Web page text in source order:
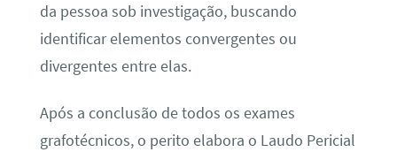
da pessoa sob investigação, buscando
identificar elementos convergentes ou
divergentes entre elas.
Após a conclusão de todos os exames
grafotécnicos, o perito elabora o Laudo Pericial